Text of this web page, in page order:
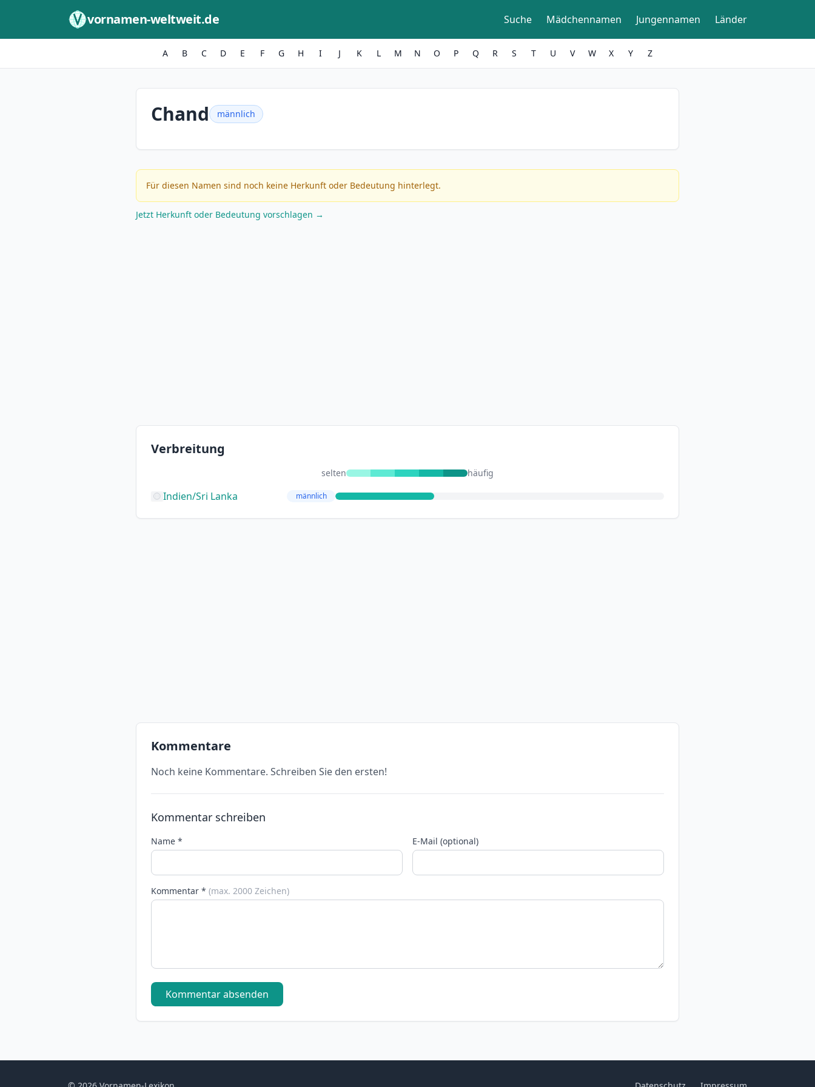
vornamen-weltweit.de Suche Mädchennamen Jungennamen Länder
A B C D E F G H I J K L M N O P Q R S T U V W X Y Z
Chand männlich
Für diesen Namen sind noch keine Herkunft oder Bedeutung hinterlegt.
Jetzt Herkunft oder Bedeutung vorschlagen →
Verbreitung
selten häufig
Indien/Sri Lanka männlich
Kommentare
Noch keine Kommentare. Schreiben Sie den ersten!
Kommentar schreiben
Name * E-Mail (optional)
Kommentar * (max. 2000 Zeichen)
Kommentar absenden